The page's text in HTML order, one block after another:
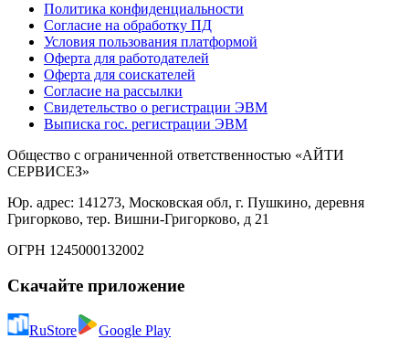
Политика конфиденциальности
Согласие на обработку ПД
Условия пользования платформой
Оферта для работодателей
Оферта для соискателей
Согласие на рассылки
Свидетельство о регистрации ЭВМ
Выписка гос. регистрации ЭВМ
Общество с ограниченной ответственностью «АЙТИ
СЕРВИСЕЗ»
Юр. адрес: 141273, Московская обл, г. Пушкино, деревня
Григорково, тер. Вишни-Григорково, д 21
ОГРН 1245000132002
Скачайте приложение
RuStore Google Play